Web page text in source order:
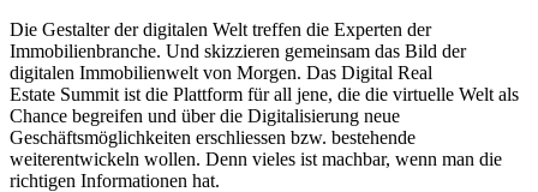
Die Gestalter der digitalen Welt treffen die Experten der
Immobilienbranche. Und skizzieren gemeinsam das Bild der
digitalen Immobilienwelt von Morgen. Das Digital Real
Estate Summit ist die Plattform für all jene, die die virtuelle Welt als
Chance begreifen und über die Digitalisierung neue
Geschäftsmöglichkeiten erschliessen bzw. bestehende
weiterentwickeln wollen. Denn vieles ist machbar, wenn man die
richtigen Informationen hat.